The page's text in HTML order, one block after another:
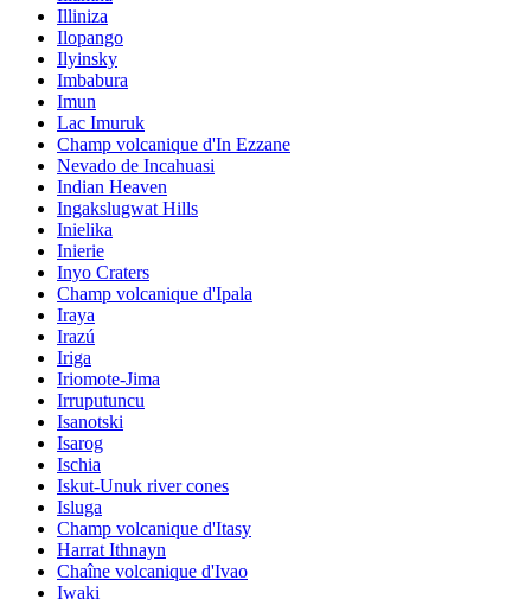
Illiniza
Ilopango
Ilyinsky
Imbabura
Imun
Lac Imuruk
Champ volcanique d'In Ezzane
Nevado de Incahuasi
Indian Heaven
Ingakslugwat Hills
Inielika
Inierie
Inyo Craters
Champ volcanique d'Ipala
Iraya
Irazú
Iriga
Iriomote-Jima
Irruputuncu
Isanotski
Isarog
Ischia
Iskut-Unuk river cones
Isluga
Champ volcanique d'Itasy
Harrat Ithnayn
Chaîne volcanique d'Ivao
Iwaki